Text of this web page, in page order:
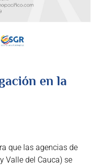
en la
que las agencias de
Valle del Cauca) se